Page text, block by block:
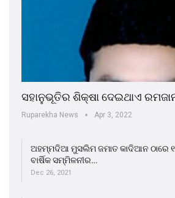
ସହାନୁଭୂତିର ଶିକ୍ଷା ଦେଇଥାଏ
Ruparekha News Apr 3, 2022
ଅହମ୍ମଦିଆ ମୁସଲିମ ଜମାତ କାଦିଆନ ଠାରେ
ବାର୍ଷିକ ସମ୍ମିଳନୀର…
Dec 26, 2021